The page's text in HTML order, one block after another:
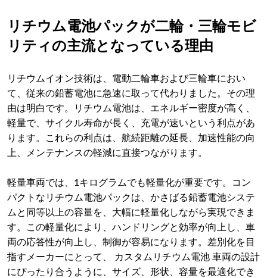
リチウム電池パックが二輪・三輪モビ
リティの主流となっている理由
リチウムイオン技術は、電動二輪車および三輪車におい
て、従来の鉛蓄電池に急速に取って代わりました。その理
由は明白です。リチウム電池は、エネルギー密度が高く、
軽量で、サイクル寿命が長く、充電が速いという利点があ
ります。これらの利点は、航続距離の延長、加速性能の向
上、メンテナンスの軽減に直接つながります。
軽量車両では、1キログラムでも軽量化が重要です。コン
パクトなリチウム電池パックは、かさばる鉛蓄電池システ
ムと同等以上の容量を、大幅に軽量化しながら実現できま
す。この軽量化により、ハンドリングと効率が向上し、車
両の応答性が向上し、制御が容易になります。差別化を目
指すメーカーにとって、 カスタムリチウム電池 車両の設計
にぴったり合うように、サイズ、形状、容量を最適化でき